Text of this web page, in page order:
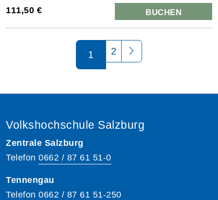
111,50 € BUCHEN
1 2
Volkshochschule Salzburg
Zentrale Salzburg
Telefon 0662 / 87 61 51-0
Tennengau
Telefon 0662 / 87 61 51-250